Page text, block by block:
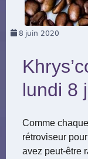
8 juin 2020
lundi 8
Comme
rétroviseur
avez peut-être